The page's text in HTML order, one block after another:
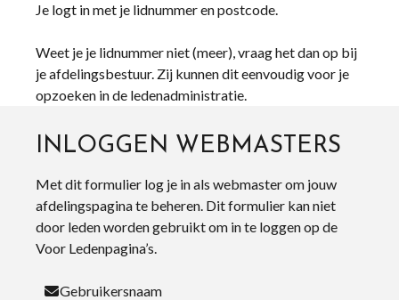
Je logt in met je lidnummer en postcode.
Weet je je lidnummer niet (meer), vraag het dan op bij
je afdelingsbestuur. Zij kunnen dit eenvoudig voor je
opzoeken in de ledenadministratie.
INLOGGEN WEBMASTERS
Met dit formulier log je in als webmaster om jouw
afdelingspagina te beheren. Dit formulier kan niet
door leden worden gebruikt om in te loggen op de
Voor Ledenpagina’s.
Gebruikersnaam